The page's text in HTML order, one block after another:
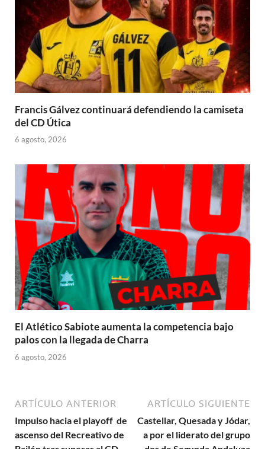
Francis Gálvez continuará defendiendo la camiseta
del CD Útica
6 agosto, 2026
El Atlético Sabiote aumenta la competencia bajo
palos con la llegada de Charra
6 agosto, 2026
ARTÍCULO ANTERIOR
Impulso hacia el playoff de
ascenso del Recreativo de
ARTÍCULO SIGUIENTE
Castellar, Quesada y Jódar,
a por el liderato del grupo